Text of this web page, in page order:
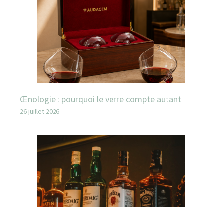
Œnologie : pourquoi le verre compte autant
26 juillet 2026